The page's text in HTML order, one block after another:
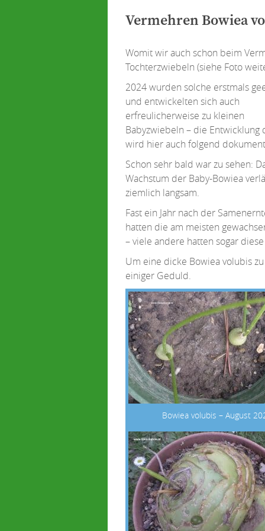
Vermehren Bowiea
Womit wir auch schon beim
Tochterzwiebeln (siehe Foto
2024 wurden solche erstmals
und entwickelten sich auch
erfreulicherweise zu kleinen
Babyzwiebeln – die Entwicklung
wird hier auch folgend
Schon sehr bald war zu sehen:
Wachstum der Baby-Bowiea
ziemlich langsam.
Fast ein Jahr nach der
hatten die am meisten
– viele andere hatten sogar
Um eine dicke Bowiea volubis
einiger Geduld.
Bowiea volubis – August